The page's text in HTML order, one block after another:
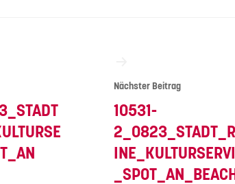
Nächster Beitrag
10531-